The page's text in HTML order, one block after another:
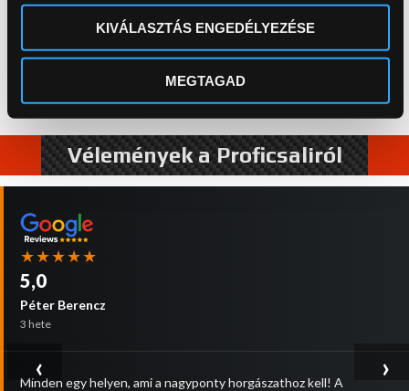
KIVÁLASZTÁS ENGEDÉLYEZÉSE
MEGTAGAD
Vélemények a Proficsaliról
★★★★★
5,0
Péter Berencz
3 hete
Minden egy helyen, ami a nagyponty horgászathoz kell! A
‹ ›